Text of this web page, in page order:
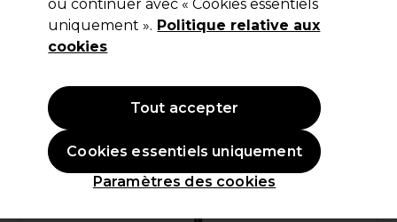
12,15 €Hors TVA(TARIF PROFESSIONNEL)
14,58 €TVA incluse)
OFFRE
ou continuer avec « Cookies essentiels
uniquement ». Politique relative aux
cookies
Paramètres des cookies
Cookies essentiels uniquement
Tout accepter